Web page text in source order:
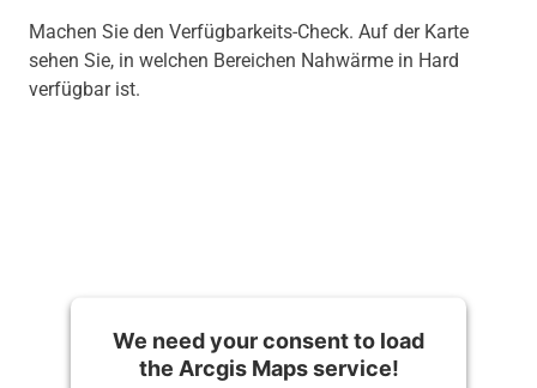
Machen Sie den Verfügbarkeits-Check. Auf der Karte
sehen Sie, in welchen Bereichen Nahwärme in Hard
verfügbar ist.
We need your consent to load
the Arcgis Maps service!